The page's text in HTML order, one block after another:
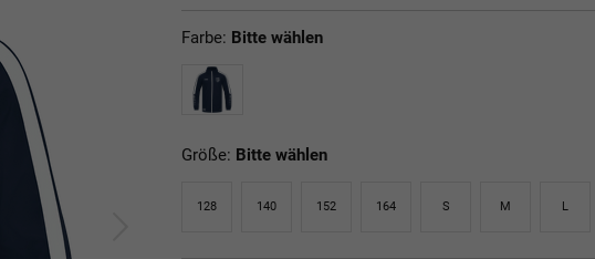
Farbe: Bitte wählen
Größe: Bitte wählen
128 140 152 164 S M L